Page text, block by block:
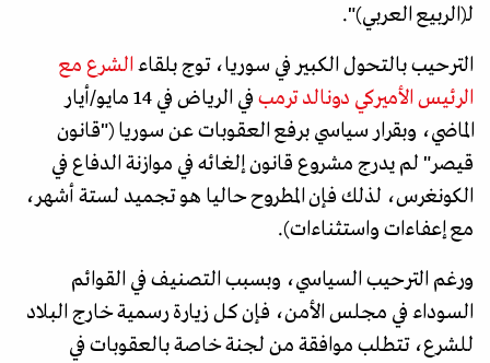
لـ(الربيع العربي)".
الترحيب بالتحول الكبير في سوريا، توج بلقاء الشرع مع
الرئيس الأميركي دونالد ترمب
في الرياض في 14 مايو/أيار
الماضي، وبقرار سياسي برفع العقوبات عن سوريا ("قانون
قيصر" لم يدرج مشروع قانون إلغائه في موازنة الدفاع في
الكونغرس، لذلك فإن المطروح حاليا هو تجميد لستة أشهر،
مع إعفاءات واستثناءات).
ورغم الترحيب السياسي، وبسبب التصنيف في القوائم
السوداء في مجلس الأمن، فإن كل زيارة رسمية خارج البلاد
للشرع، تتطلب موافقة من لجنة خاصة بالعقوبات في